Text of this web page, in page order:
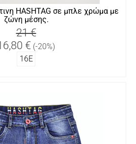
HASHTAG σε μπλε χρώμα με
ζώνη μέσης.
21 €
€ (-20%)
16Ε